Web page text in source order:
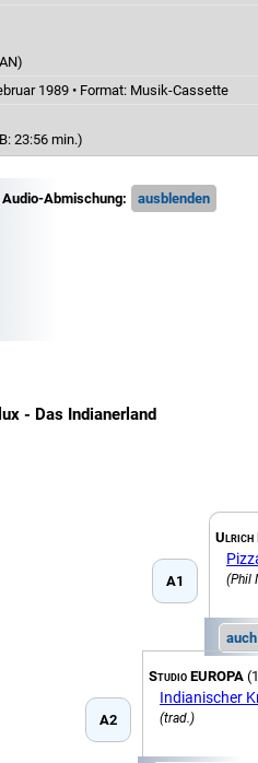
1989 • Format: Musik-Cassette
23:56 min.)
Abmischung:
- Das Indianerland
A1
Ulrich
(Phil
A2
Studio EUROPA
Indianischer
(trad.)